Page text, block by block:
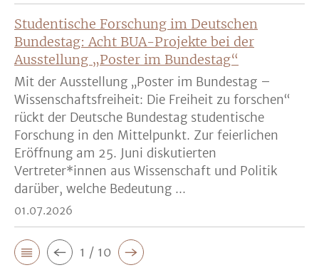
Studentische Forschung im Deutschen
Bundestag: Acht BUA-Projekte bei der
Ausstellung „Poster im Bundestag“
Mit der Ausstellung „Poster im Bundestag –
Wissenschaftsfreiheit: Die Freiheit zu forschen“
rückt der Deutsche Bundestag studentische
Forschung in den Mittelpunkt. Zur feierlichen
Eröffnung am 25. Juni diskutierten
Vertreter*innen aus Wissenschaft und Politik
darüber, welche Bedeutung ...
01.07.2026
1 / 10